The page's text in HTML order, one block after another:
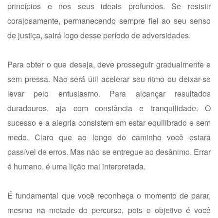
princípios e nos seus ideais profundos. Se resistir
corajosamente, permanecendo sempre fiel ao seu senso
de justiça, sairá logo desse período de adversidades.
Para obter o que deseja, deve prosseguir gradualmente e
sem pressa. Não será útil acelerar seu ritmo ou deixar-se
levar pelo entusiasmo. Para alcançar resultados
duradouros, aja com constância e tranquilidade. O
sucesso e a alegria consistem em estar equilibrado e sem
medo. Claro que ao longo do caminho você estará
passível de erros. Mas não se entregue ao desânimo. Errar
é humano, é uma lição mal interpretada.
É fundamental que você reconheça o momento de parar,
mesmo na metade do percurso, pois o objetivo é você